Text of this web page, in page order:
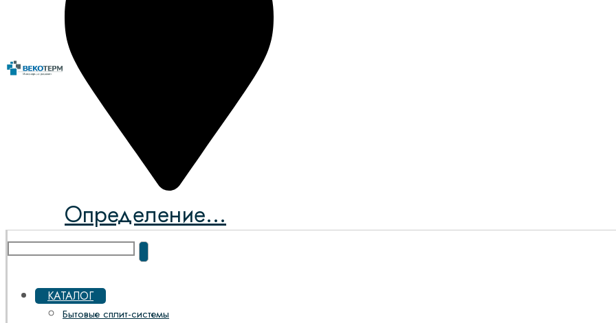
Определение...
КАТАЛОГ
Бытовые сплит-системы